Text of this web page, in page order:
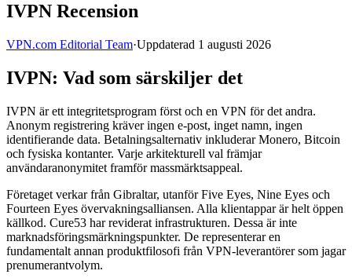
IVPN Recension
VPN.com Editorial Team·Uppdaterad 1 augusti 2026
IVPN: Vad som särskiljer det
IVPN är ett integritetsprogram först och en VPN för det andra.
Anonym registrering kräver ingen e-post, inget namn, ingen
identifierande data. Betalningsalternativ inkluderar Monero, Bitcoin
och fysiska kontanter. Varje arkitekturell val främjar
användaranonymitet framför massmärktsappeal.
Företaget verkar från Gibraltar, utanför Five Eyes, Nine Eyes och
Fourteen Eyes övervakningsalliansen. Alla klientappar är helt öppen
källkod. Cure53 har reviderat infrastrukturen. Dessa är inte
marknadsföringsmärkningspunkter. De representerar en
fundamentalt annan produktfilosofi från VPN-leverantörer som jagar
prenumerantvolym.